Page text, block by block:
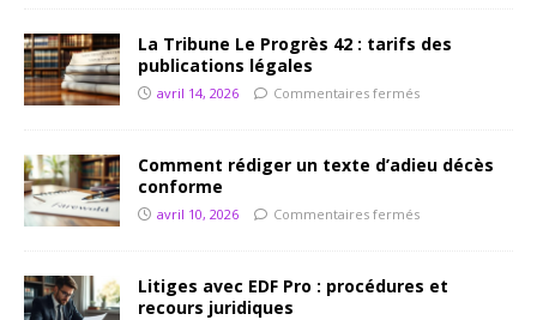
La Tribune Le Progrès 42 : tarifs des
publications légales
avril 14, 2026 Commentaires fermés
Comment rédiger un texte d’adieu décès
conforme
avril 10, 2026 Commentaires fermés
Litiges avec EDF Pro : procédures et
recours juridiques